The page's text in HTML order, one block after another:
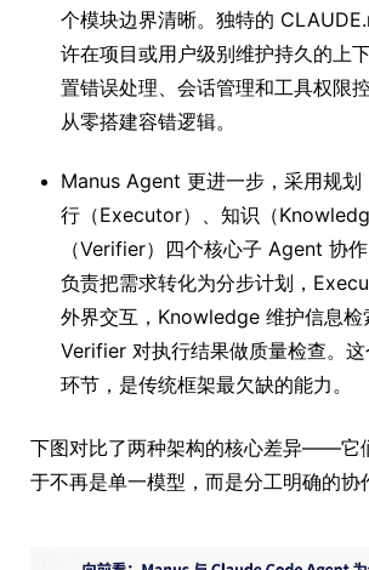
个模块边界清晰。独特的
许在项目或用户级别维护持久的上
置错误处理、会话管理和工具权限
从零搭建容错逻辑。
Manus Agent 更进一步，采用规划
行（Executor）、知识（
（Verifier）四个核心子 Agent 协
负责把需求转化为分步计划，
外界交互，Knowledge 维护信息检
Verifier 对执行结果做质量检查。
环节，是传统框架最欠缺的能力。
下图对比了两种架构的核心差异——它
于不再是单一模型，而是分工明确的协